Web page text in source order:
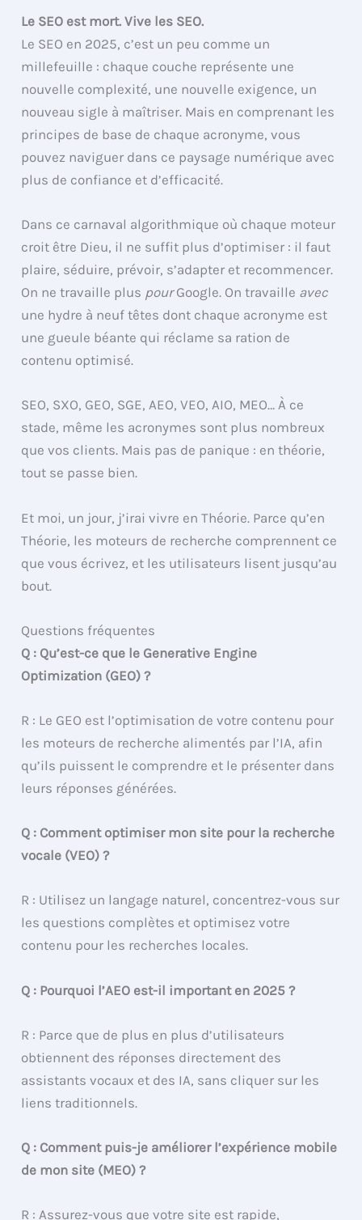
Le SEO est mort. Vive les SEO.
Le SEO en 2025, c’est un peu comme un
millefeuille : chaque couche représente une
nouvelle complexité, une nouvelle exigence, un
nouveau sigle à maîtriser. Mais en comprenant les
principes de base de chaque acronyme, vous
pouvez naviguer dans ce paysage numérique avec
plus de confiance et d’efficacité.
Dans ce carnaval algorithmique où chaque moteur
croit être Dieu, il ne suffit plus d’optimiser : il faut
plaire, séduire, prévoir, s’adapter et recommencer.
On ne travaille plus pourGoogle. On travaille avec
une hydre à neuf têtes dont chaque acronyme est
une gueule béante qui réclame sa ration de
contenu optimisé.
SEO, SXO, GEO, SGE, AEO, VEO, AIO, MEO… À ce
stade, même les acronymes sont plus nombreux
que vos clients. Mais pas de panique : en théorie,
tout se passe bien.
Et moi, un jour, j’irai vivre en Théorie. Parce qu’en
Théorie, les moteurs de recherche comprennent ce
que vous écrivez, et les utilisateurs lisent jusqu’au
bout.
Questions fréquentes
Q : Qu’est-ce que le Generative Engine
Optimization (GEO) ?
R : Le GEO est l’optimisation de votre contenu pour
les moteurs de recherche alimentés par l’IA, afin
qu’ils puissent le comprendre et le présenter dans
leurs réponses générées.
Q : Comment optimiser mon site pour la recherche
vocale (VEO) ?
R : Utilisez un langage naturel, concentrez-vous sur
les questions complètes et optimisez votre
contenu pour les recherches locales.
Q : Pourquoi l’AEO est-il important en 2025 ?
R : Parce que de plus en plus d’utilisateurs
obtiennent des réponses directement des
assistants vocaux et des IA, sans cliquer sur les
liens traditionnels.
Q : Comment puis-je améliorer l’expérience mobile
de mon site (MEO) ?
R : Assurez-vous que votre site est rapide,